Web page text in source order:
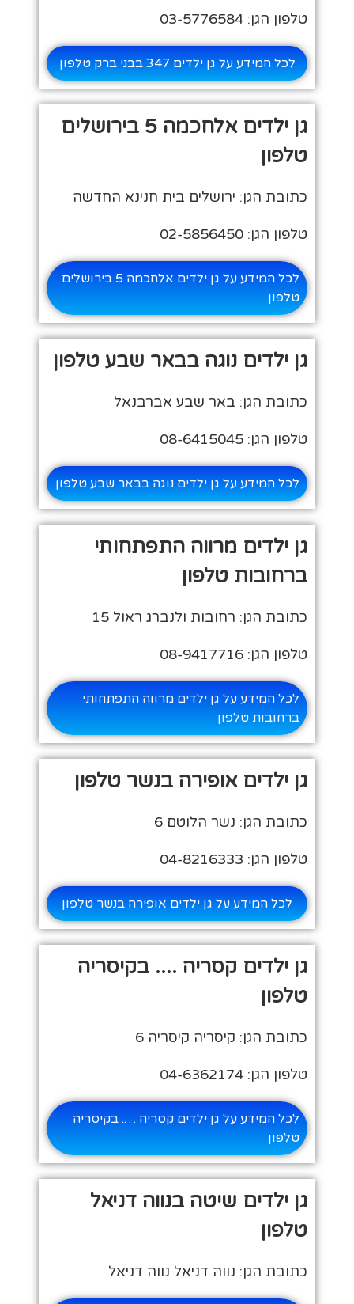
טלפון הגן: 03-5776584
לכל המידע על גן ילדים 347 בבני ברק טלפון
גן ילדים אלחכמה 5 בירושלים
טלפון
כתובת הגן: ירושלים בית חנינא החדשה
טלפון הגן: 02-5856450
לכל המידע על גן ילדים אלחכמה 5 בירושלים
טלפון
גן ילדים נוגה בבאר שבע טלפון
כתובת הגן: באר שבע אברבנאל
טלפון הגן: 08-6415045
לכל המידע על גן ילדים נוגה בבאר שבע טלפון
גן ילדים מרווה התפתחותי
ברחובות טלפון
כתובת הגן: רחובות ולנברג ראול 15
טלפון הגן: 08-9417716
לכל המידע על גן ילדים מרווה התפתחותי
ברחובות טלפון
גן ילדים אופירה בנשר טלפון
כתובת הגן: נשר הלוטם 6
טלפון הגן: 04-8216333
לכל המידע על גן ילדים אופירה בנשר טלפון
גן ילדים קסריה .... בקיסריה
טלפון
כתובת הגן: קיסריה קיסריה 6
טלפון הגן: 04-6362174
לכל המידע על גן ילדים קסריה …. בקיסריה
טלפון
גן ילדים שיטה בנווה דניאל
טלפון
כתובת הגן: נווה דניאל נווה דניאל